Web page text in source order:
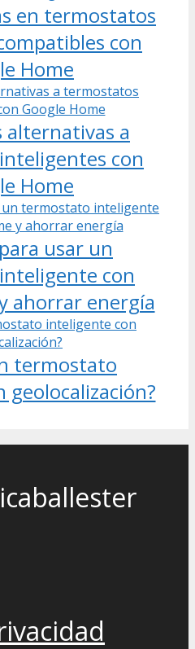
en termostatos
con
Home
alternativas a
con
Home
usar un
con
ahorrar energía
termostato